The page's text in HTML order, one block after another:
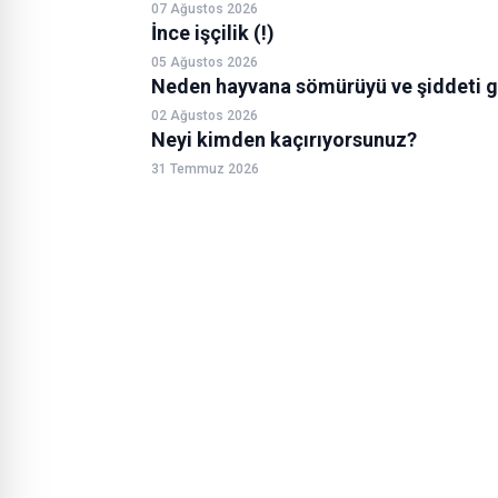
07 Ağustos 2026
İnce işçilik (!)
05 Ağustos 2026
Neden hayvana sömürüyü ve şiddeti
02 Ağustos 2026
Neyi kimden kaçırıyorsunuz?
31 Temmuz 2026